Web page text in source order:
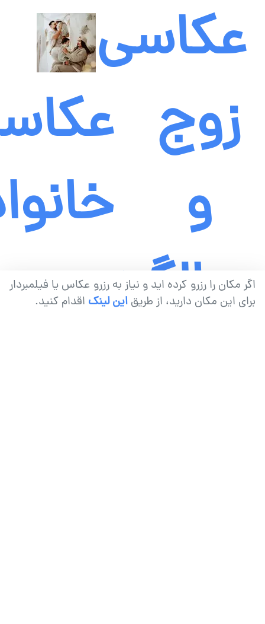
اگر مکان را رزرو کرده اید و نیاز به رزرو عکاس یا فیلمبردار
برای این مکان دارید، از طریق این لینک اقدام کنید.
عکاسی
زوج
و
سالگرد